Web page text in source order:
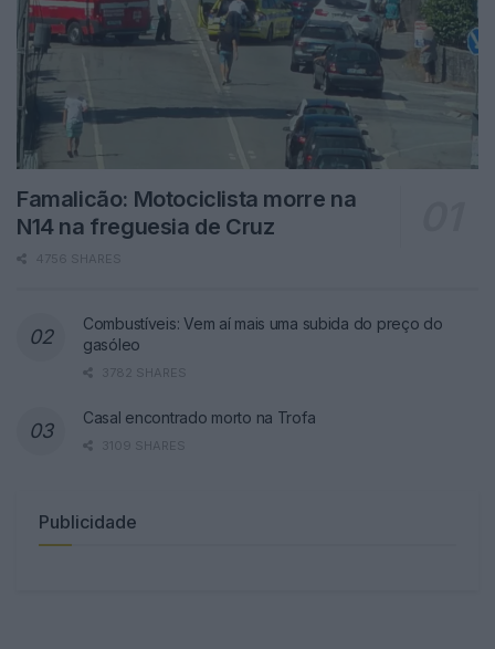
Famalicão: Motociclista morre na
N14 na freguesia de Cruz
4756 SHARES
Combustíveis: Vem aí mais uma subida do preço do
gasóleo
3782 SHARES
Casal encontrado morto na Trofa
3109 SHARES
Publicidade